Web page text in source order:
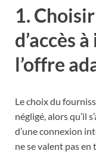
1.
d’accès
l’offre
Le choix du
négligé, alors qu’il
d’une connexion
ne se valent pas